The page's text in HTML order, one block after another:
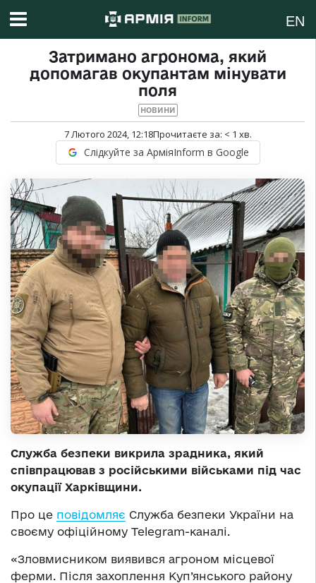
EN
Затримано агронома, який
допомагав окупантам мінувати
поля
НОВИНИ
7 Лютого 2024, 12:18Прочитаєте за: < 1 хв.
Слідкуйте за АрміяInform в Google
Служба безпеки викрила зрадника, який
співпрацював з російськими військами під час
окупації Харківщини.
Про це повідомляє Служба безпеки України на
своєму офіційному Telegram-каналі.
«Зловмисником виявився агроном місцевої
ферми. Після захоплення Куп’янського району